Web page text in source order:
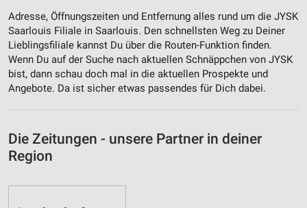
Adresse, Öffnungszeiten und Entfernung alles rund um die JYSK
Saarlouis Filiale in Saarlouis. Den schnellsten Weg zu Deiner
Lieblingsfiliale kannst Du über die Routen-Funktion finden.
Wenn Du auf der Suche nach aktuellen Schnäppchen von JYSK
bist, dann schau doch mal in die aktuellen Prospekte und
Angebote. Da ist sicher etwas passendes für Dich dabei.
Die Zeitungen - unsere Partner in deiner
Region